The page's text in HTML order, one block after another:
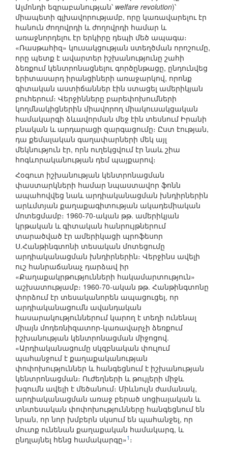
Ալմոնդի եզրաբանության՝ welfare revolution)՝
միապետի գլխավորությամբ, որը կառավարելու էր
հանուն ժողովրդի և ժողովրդի համար և
առաջնորդելու էր երկիրը դեպի մեծ ապագա։
«Ռասթահիզ» կուսակցության ստեղծման որոշումը,
որը պետք է ավարտեր իշխանությունը շահի
ձեռքում կենտրոնացնելու գործընթացը, ընդունվեց
երիտասարդ իրանցիների առաջարկով, որոնք
գիտական աստիճաններ էին ստացել ամերիկյան
բուհերում։ Վերջինները բարեփոխումների
կողմնակիցներին միավորող միակուսակցական
համակարգի ձևավորման մեջ էին տեսնում Իրանի
բնական և արդարացի զարգացումը։ Ըստ էության,
դա քեմալական գաղափարների մեկ այլ
մեկնություն էր, որն ուղեկցվում էր նաև շիա
հոգևորականության դեմ պայքարով։
Հօգուտ իշխանության կենտրոնացման
փաստարկների համար նպաստավոր ֆոնն
ապահովվեց նաև արդիականացման խնդիրներին
արևմտյան քաղաքագիտության ակադեմիական
մոտեցմամբ։ 1960-70-ական թթ. ամերիկյան
կրթական և գիտական հանրույթներում
տարածված էր ամերիկացի պրոֆեսոր
Ս.Հանթինգտոնի տեսական մոտեցումը
արդիականացման խնդիրներին։ Վերջինս ավելի
ուշ հանրաճանաչ դարձավ իր
«Քաղաքակրթությունների հակամարտություն»
աշխատությամբ։ 1960-70-ական թթ. Հանթինգտոնը
փորձում էր տեսականորեն ապացուցել, որ
արդիականացումն ավանդական
հասարակություններում կարող է տեղի ունենալ
միայն մոդեռնիզատոր-կառավարչի ձեռքում
իշխանության կենտրոնացման միջոցով.
«Արդիականացումը սկզբնական փուլում
պահանջում է քաղաքականության
փոփոխություններ և հանգեցնում է իշխանության
կենտրոնացման։ Ուժեղների և թույլերի միջև
խզումն ավելի է մեծանում։ Միևնույն ժամանակ,
արդիականացման առաջ բերած սոցիալական և
տնտեսական փոփոխությունները հանգեցնում են
նրան, որ նոր խմբերն սկսում են պահանջել, որ
մուտք ունենան քաղաքական համակարգ, և
ընդլայնել հենց համակարգը»1 ։